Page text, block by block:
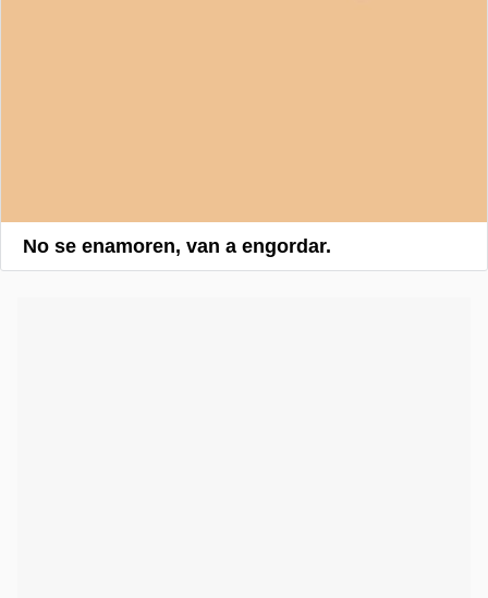
No se enamoren, van a engordar.